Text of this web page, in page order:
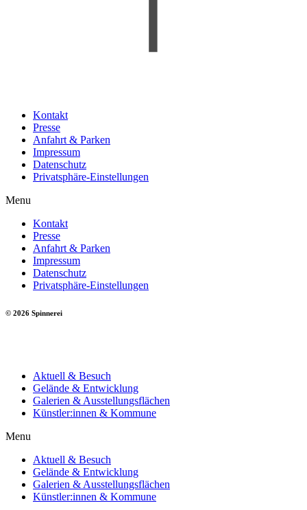
Kontakt
Presse
Anfahrt & Parken
Impressum
Datenschutz
Privatsphäre-Einstellungen
Menu
Kontakt
Presse
Anfahrt & Parken
Impressum
Datenschutz
Privatsphäre-Einstellungen
© 2026 Spinnerei
Aktuell & Besuch
Gelände & Entwicklung
Galerien & Ausstellungsflächen
Künstler:innen & Kommune
Menu
Aktuell & Besuch
Gelände & Entwicklung
Galerien & Ausstellungsflächen
Künstler:innen & Kommune